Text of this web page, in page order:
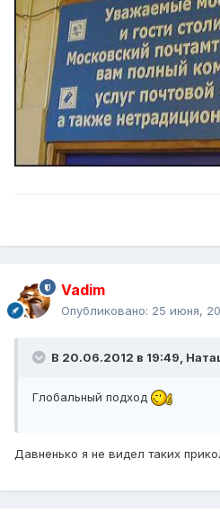
Vadim
Опубликовано: 25 июня,
В 20.06.2012 в 19:49,
Глобальный подход
Давненько я не видел таких